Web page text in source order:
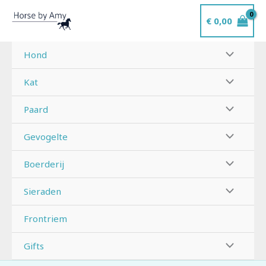
naar
inhoud
€0,00
Hond
Kat
Paard
Gevogelte
Boerderij
Sieraden
Frontriem
Gifts